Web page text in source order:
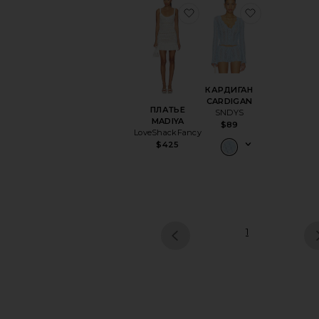
ПЛАТЬЕ
MADIYA
LoveShackFancy
$425
избранноеПЛАТЬЕ
КАРДИГАН
CARDIGAN
SNDYS
$89
1